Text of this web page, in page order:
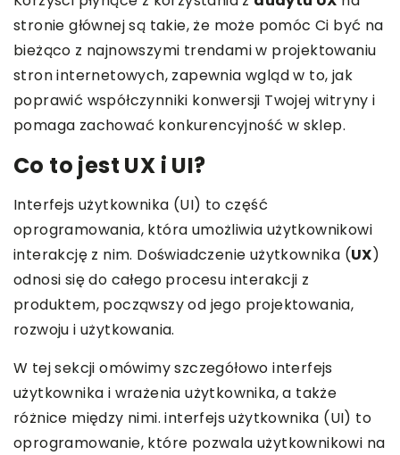
stronie głównej są takie, że może pomóc Ci być na
bieżąco z najnowszymi trendami w projektowaniu
stron internetowych, zapewnia wgląd w to, jak
poprawić współczynniki konwersji Twojej witryny i
pomaga zachować konkurencyjność w sklep.
Co to jest UX i UI?
Interfejs użytkownika (UI) to część
oprogramowania, która umożliwia użytkownikowi
interakcję z nim. Doświadczenie użytkownika (UX)
odnosi się do całego procesu interakcji z
produktem, począwszy od jego projektowania,
rozwoju i użytkowania.
W tej sekcji omówimy szczegółowo interfejs
użytkownika i wrażenia użytkownika, a także
różnice między nimi. interfejs użytkownika (UI) to
oprogramowanie, które pozwala użytkownikowi na